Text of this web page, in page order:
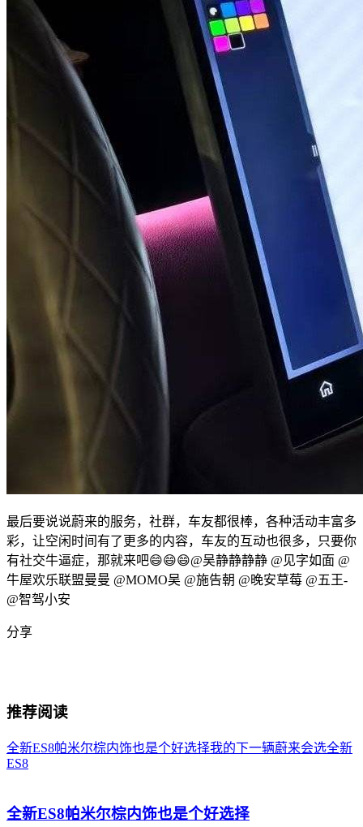
最后要说说蔚来的服务，社群，车友都很棒，各种活动丰富多
彩，让空闲时间有了更多的内容，车友的互动也很多，只要你
有社交牛逼症，那就来吧😄😄😄@吴静静静静 @见字如面 @
牛屋欢乐联盟曼曼 @MOMO吴 @施告朝 @晚安草莓 @五王-
@智驾小安
分享
推荐阅读
全新ES8帕米尔棕内饰也是个好选择我的下一辆蔚来会选全新
ES8
全新ES8帕米尔棕内饰也是个好选择